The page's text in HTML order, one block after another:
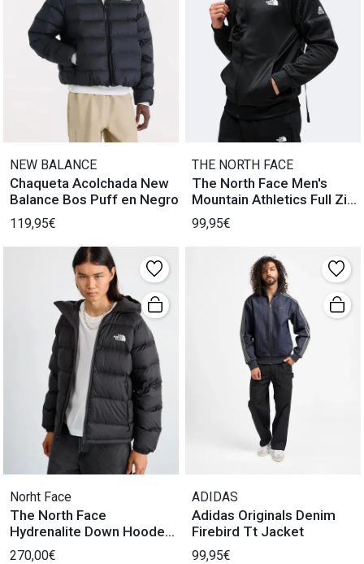
NEW BALANCE
Chaqueta Acolchada New
Balance Bos Puff en Negro
119,95€
THE NORTH FACE
The North Face Men's
Mountain Athletics Full Zip
F
99,95€
Norht Face
The North Face
Hydrenalite Down Hooded
Chaqueta
270,00€
ADIDAS
Adidas Originals Denim
Firebird Tt Jacket
99,95€